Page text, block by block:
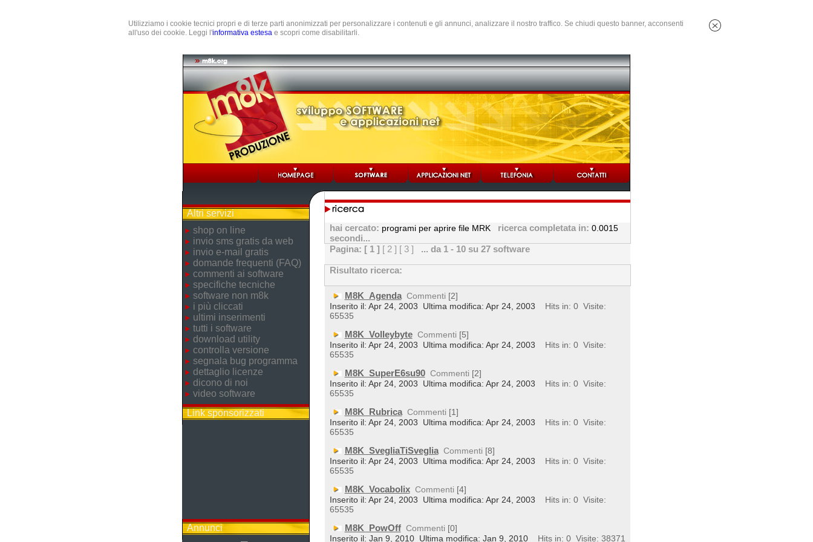
Utilizziamo i cookie tecnici propri e di terze parti anonimizzati per personalizzare i contenuti e gli annunci, analizzare il nostro traffico. Se chiudi questo banner, acconsenti
all'uso dei cookie. Leggi l'informativa estesa e scopri come disabilitarli.
Altri servizi
shop on line
invio sms gratis da web
invio e-mail gratis
domande frequenti (FAQ)
commenti ai software
specifiche tecniche
software non m8k
i più cliccati
ultimi inserimenti
tutti i software
download utility
controlla versione
segnala bug programma
dettaglio licenze
dicono di noi
video software
Link sponsorizzati
Annunci
hai cercato: programi per aprire file MRK ricerca completata in: 0.0015
secondi...
Pagina: [ 1 ] [ 2 ] [ 3 ] ... da 1 - 10 su 27 software
Risultato ricerca:
M8K_Agenda Commenti [2]
Inserito il: Apr 24, 2003 Ultima modifica: Apr 24, 2003 Hits in: 0Visite:
65535
M8K_Volleybyte Commenti [5]
Inserito il: Apr 24, 2003 Ultima modifica: Apr 24, 2003 Hits in: 0Visite:
65535
M8K_SuperE6su90 Commenti [2]
Inserito il: Apr 24, 2003 Ultima modifica: Apr 24, 2003 Hits in: 0Visite:
65535
M8K_Rubrica Commenti [1]
Inserito il: Apr 24, 2003 Ultima modifica: Apr 24, 2003 Hits in: 0Visite:
65535
M8K_SvegliaTiSveglia Commenti [8]
Inserito il: Apr 24, 2003 Ultima modifica: Apr 24, 2003 Hits in: 0Visite:
65535
M8K_Vocabolix Commenti [4]
Inserito il: Apr 24, 2003 Ultima modifica: Apr 24, 2003 Hits in: 0Visite:
65535
M8K_PowOff Commenti [0]
Inserito il: Jan 9, 2010Ultima modifica: Jan 9, 2010 Hits in: 0Visite: 38371